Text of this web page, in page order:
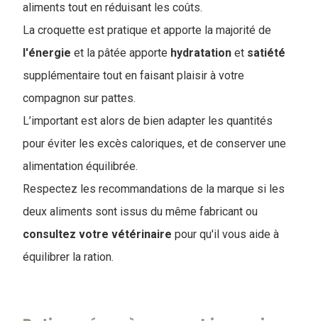
aliments tout en réduisant les coûts.
La croquette est pratique et apporte la majorité de
l'énergie et la pâtée apporte hydratation et satiété
supplémentaire tout en faisant plaisir à votre
compagnon sur pattes.
L’important est alors de bien adapter les quantités
pour éviter les excès caloriques, et de conserver une
alimentation équilibrée.
Respectez les recommandations de la marque si les
deux aliments sont issus du même fabricant ou
consultez votre vétérinaire pour qu'il vous aide à
équilibrer la ration.